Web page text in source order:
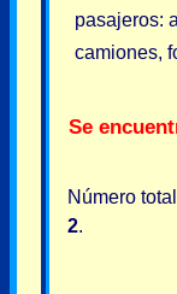
pasajeros:
camiones,
Se
Número
2.